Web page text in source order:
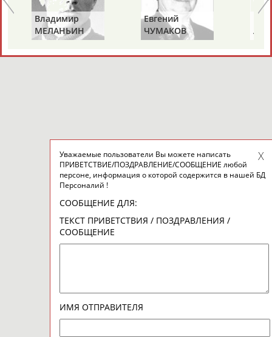
©
Стадион, 1998-2026
Разработка и поддержка ООО НАИТ «Стадион»
Евгений
ЧУМАКОВ
Владимир
ЛЕВАНДО
Уважаемые пользователи Вы можете написать
ПРИВЕТСТВИЕ/ПОЗДРАВЛЕНИЕ/СООБЩЕНИЕ любой
персоне, информация о которой содержится в нашей БД
Персоналий !
СООБЩЕНИЕ ДЛЯ:
ТЕКСТ ПРИВЕТСТВИЯ / ПОЗДРАВЛЕНИЯ /
СООБЩЕНИЕ
ИМЯ ОТПРАВИТЕЛЯ